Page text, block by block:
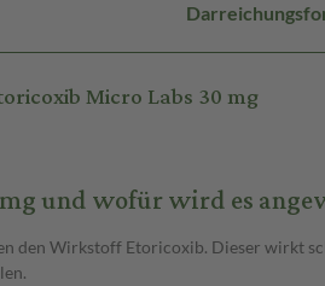
Micro Labs 30 mg
und wofür wird es
den Wirkstoff Etoricoxib. Dieser wirkt